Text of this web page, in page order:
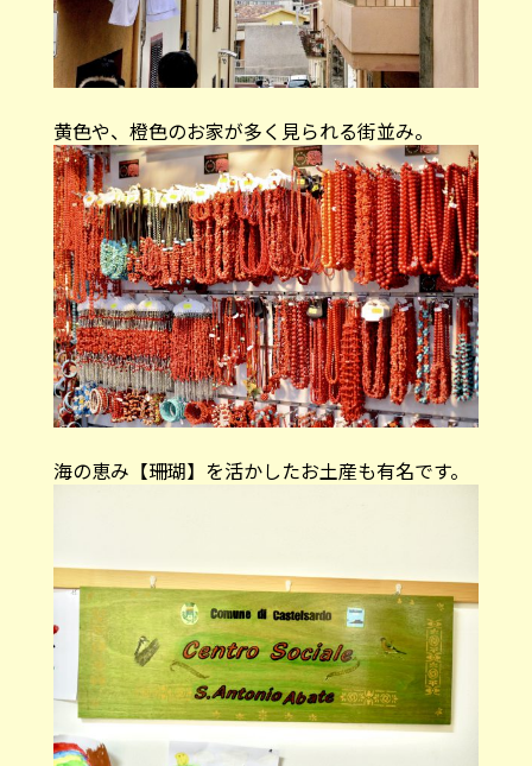
黄色や、橙色のお家が多く見られる街並み。
海の恵み【珊瑚】を活かしたお土産も有名です。